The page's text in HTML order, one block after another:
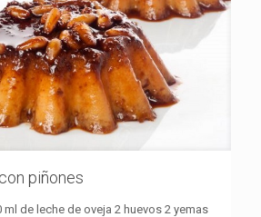
piñones
ml de leche de oveja 2 huevos 2 yemas